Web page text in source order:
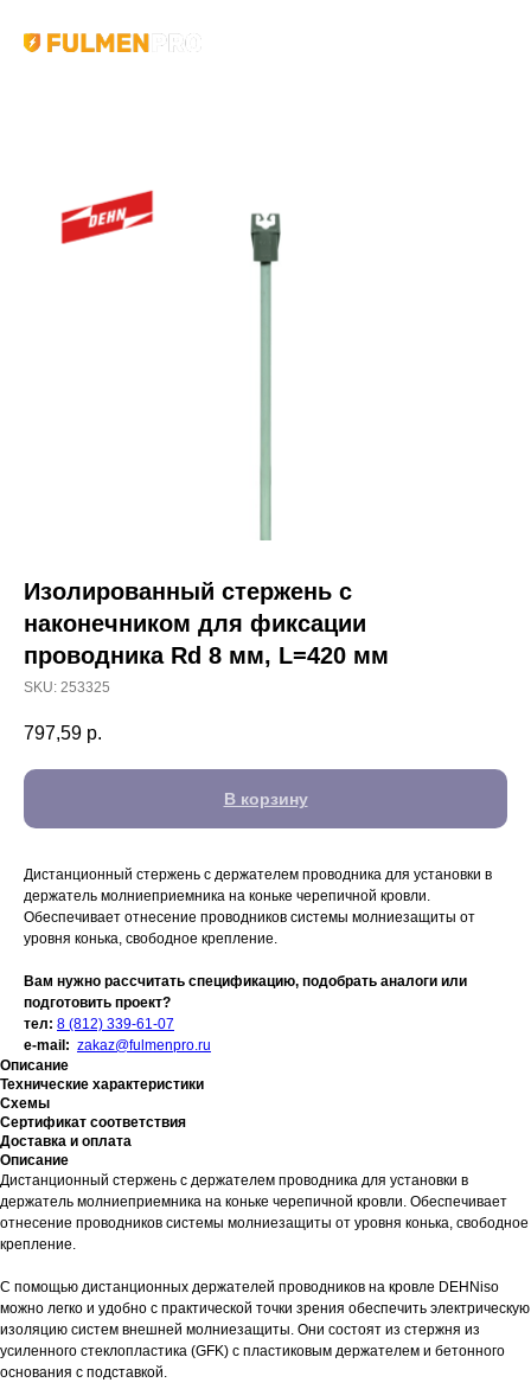
Изолированный стержень с
наконечником для фиксации
проводника Rd 8 мм, L=420 мм
SKU: 253325
797,59 р.
В корзину
Дистанционный стержень с держателем проводника для установки в
держатель молниеприемника на коньке черепичной кровли.
Обеспечивает отнесение проводников системы молниезащиты от
уровня конька, свободное крепление.
Вам нужно рассчитать спецификацию, подобрать аналоги или
подготовить проект?
тел: 8 (812) 339-61-07
e-mail: zakaz@fulmenpro.ru
Описание
Технические характеристики
Схемы
Сертификат соответствия
Доставка и оплата
Описание
Дистанционный стержень с держателем проводника для установки в
держатель молниеприемника на коньке черепичной кровли. Обеспечивает
отнесение проводников системы молниезащиты от уровня конька, свободное
крепление.
С помощью дистанционных держателей проводников на кровле DEHNiso
можно легко и удобно с практической точки зрения обеспечить электрическую
изоляцию систем внешней молниезащиты. Они состоят из стержня из
усиленного стеклопластика (GFK) с пластиковым держателем и бетонного
основания с подставкой.